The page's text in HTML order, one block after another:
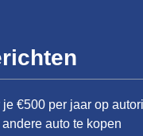
€500 per jaar op
auto te kopen